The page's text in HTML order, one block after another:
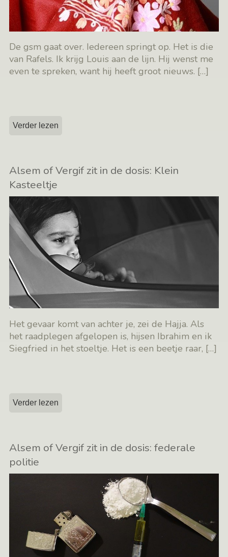
De gsm gaat over. Iedereen springt op. Het is die
van Rafels. Ik krijg Louis aan de lijn. Hij wenst me
even te spreken, want hij heeft groot nieuws. […]
Verder lezen
Alsem of Vergif zit in de dosis: Klein
Kasteeltje
Het gevaar komt van achter je, zei de Hajja. Als
het raadplegen afgelopen is, hijsen Ibrahim en ik
Siegfried in het stoeltje. Het is een beetje raar, […]
Verder lezen
Alsem of Vergif zit in de dosis: federale
politie